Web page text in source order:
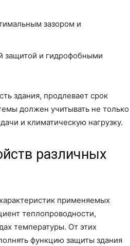
зазором и
защитой и гидрофобными
здания, продлевает срок
должен учитывать не только
и климатическую нагрузку.
различных
применяемых
теплопроводности,
температуры. От этих
функцию защиты здания